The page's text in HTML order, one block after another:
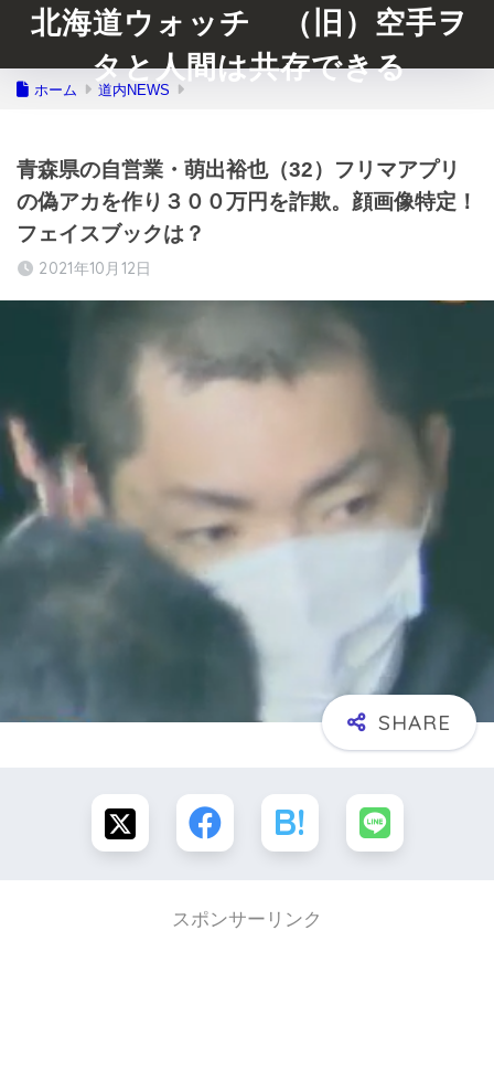
北海道ウォッチ （旧）空手ヲ
タと人間は共存できる
ホーム 道内NEWS
青森県の自営業・萌出裕也（32）フリマアプリ
の偽アカを作り３００万円を詐欺。顔画像特定！
フェイスブックは？
2021年10月12日
スポンサーリンク